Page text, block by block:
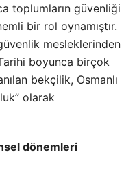
toplumların güvenliği
bir rol oynamıştır.
mesleklerinden
boyunca birçok
bekçilik, Osmanlı
olarak
dönemleri